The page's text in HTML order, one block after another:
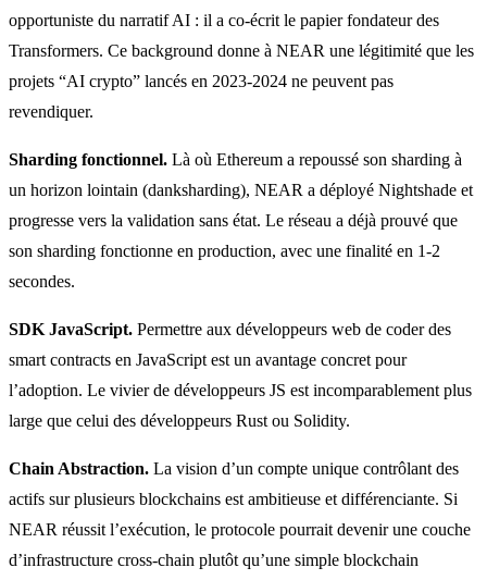
opportuniste du narratif AI : il a co-écrit le papier fondateur des
Transformers. Ce background donne à NEAR une légitimité que les
projets “AI crypto” lancés en 2023-2024 ne peuvent pas
revendiquer.
Sharding fonctionnel. Là où Ethereum a repoussé son sharding à
un horizon lointain (danksharding), NEAR a déployé Nightshade et
progresse vers la validation sans état. Le réseau a déjà prouvé que
son sharding fonctionne en production, avec une finalité en 1-2
secondes.
SDK JavaScript. Permettre aux développeurs web de coder des
smart contracts en JavaScript est un avantage concret pour
l’adoption. Le vivier de développeurs JS est incomparablement plus
large que celui des développeurs Rust ou Solidity.
Chain Abstraction. La vision d’un compte unique contrôlant des
actifs sur plusieurs blockchains est ambitieuse et différenciante. Si
NEAR réussit l’exécution, le protocole pourrait devenir une couche
d’infrastructure cross-chain plutôt qu’une simple blockchain